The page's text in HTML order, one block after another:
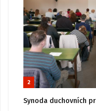
2
Synoda duchovních